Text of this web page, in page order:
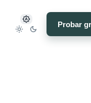
Probar